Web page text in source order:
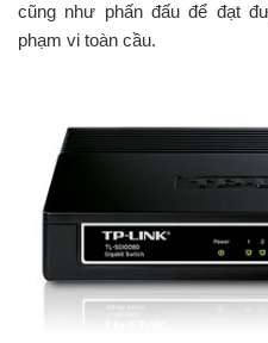
cũng như phấn đấu để đạt
phạm vi toàn cầu.